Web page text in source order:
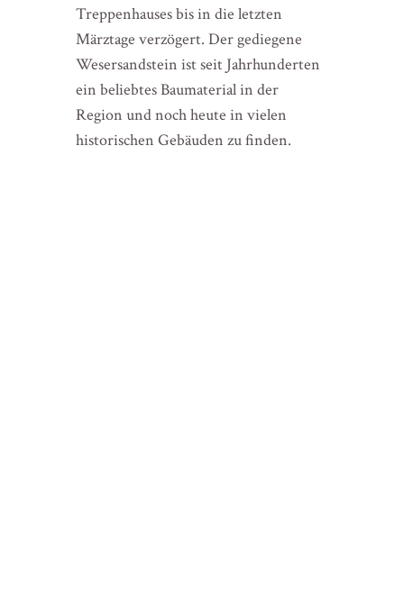
Treppenhauses bis in die letzten
Märztage verzögert. Der gediegene
Wesersandstein ist seit Jahrhunderten
ein beliebtes Baumaterial in der
Region und noch heute in vielen
historischen Gebäuden zu finden.